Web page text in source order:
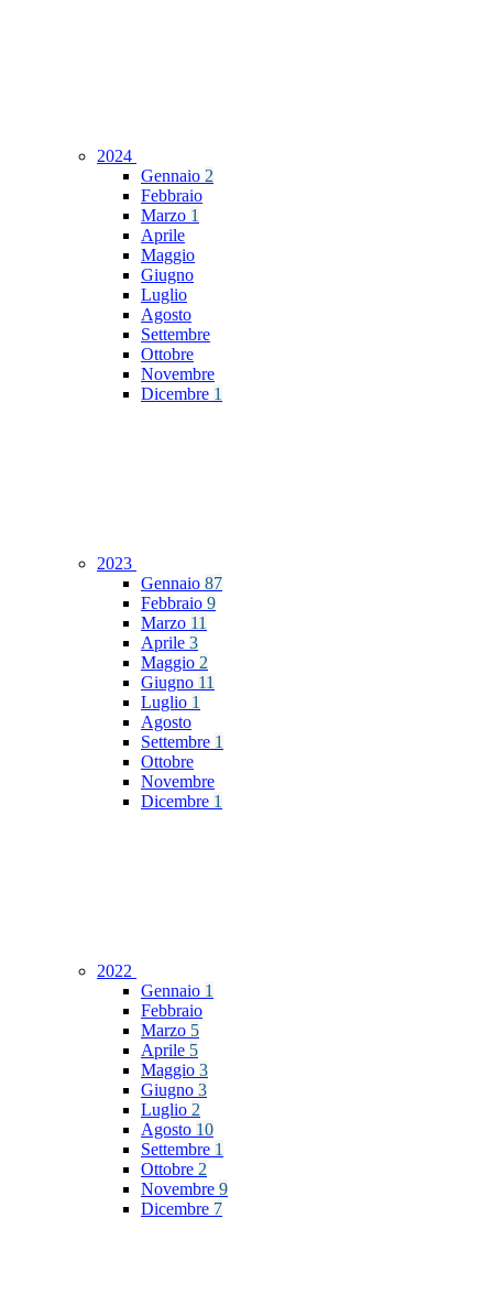
2024
Gennaio 2
Febbraio
Marzo 1
Aprile
Maggio
Giugno
Luglio
Agosto
Settembre
Ottobre
Novembre
Dicembre 1
2023
Gennaio 87
Febbraio 9
Marzo 11
Aprile 3
Maggio 2
Giugno 11
Luglio 1
Agosto
Settembre 1
Ottobre
Novembre
Dicembre 1
2022
Gennaio 1
Febbraio
Marzo 5
Aprile 5
Maggio 3
Giugno 3
Luglio 2
Agosto 10
Settembre 1
Ottobre 2
Novembre 9
Dicembre 7